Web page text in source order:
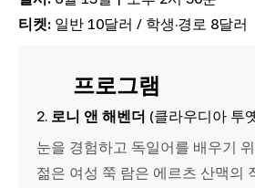
티켓: 일반 10달러 / 학생·경로 8달러
프로그램
2. 로니 앤 해벤더 (클라우디아 투
눈을 경험하고 독일어를 배우기
젊은 여성 쭉 람은 에르츠 산맥의